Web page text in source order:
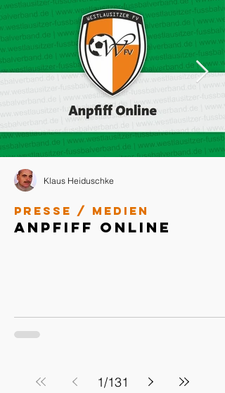
Anpfiff Online
Presse / Medien
Klaus Heiduschke
1/131